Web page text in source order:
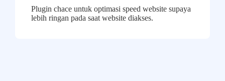
Plugin chace untuk optimasi speed website supaya
lebih ringan pada saat website diakses.